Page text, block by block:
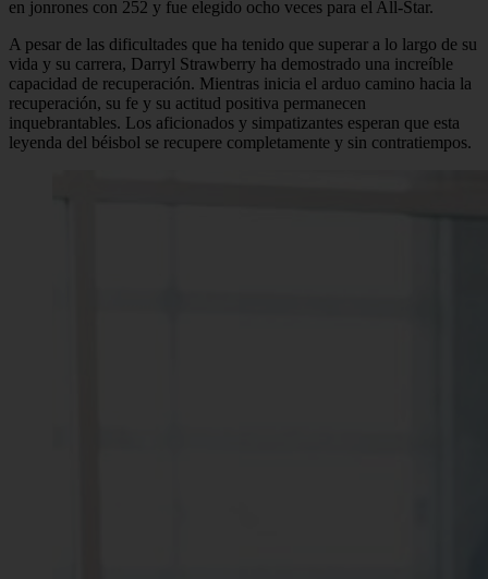
en jonrones con 252 y fue elegido ocho veces para el All-Star.
A pesar de las dificultades que ha tenido que superar a lo largo de su
vida y su carrera, Darryl Strawberry ha demostrado una increíble
capacidad de recuperación. Mientras inicia el arduo camino hacia la
recuperación, su fe y su actitud positiva permanecen
inquebrantables. Los aficionados y simpatizantes esperan que esta
leyenda del béisbol se recupere completamente y sin contratiempos.